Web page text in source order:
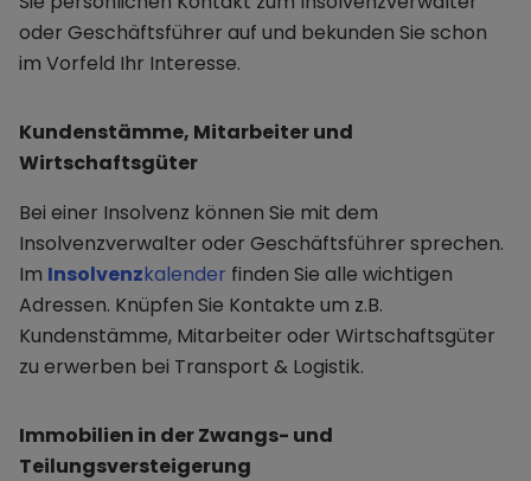
oder Geschäftsführer auf und bekunden Sie schon
im Vorfeld Ihr Interesse.
Kundenstämme, Mitarbeiter und
Wirtschaftsgüter
Bei einer Insolvenz können Sie mit dem
Insolvenzverwalter oder Geschäftsführer sprechen.
Im Insolvenzkalender finden Sie alle wichtigen
Adressen. Knüpfen Sie Kontakte um z.B.
Kundenstämme, Mitarbeiter oder Wirtschaftsgüter
zu erwerben bei Transport & Logistik.
Immobilien in der Zwangs- und
Teilungsversteigerung